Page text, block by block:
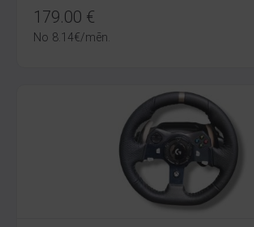
179.00 €
No 8.14€/mēn.